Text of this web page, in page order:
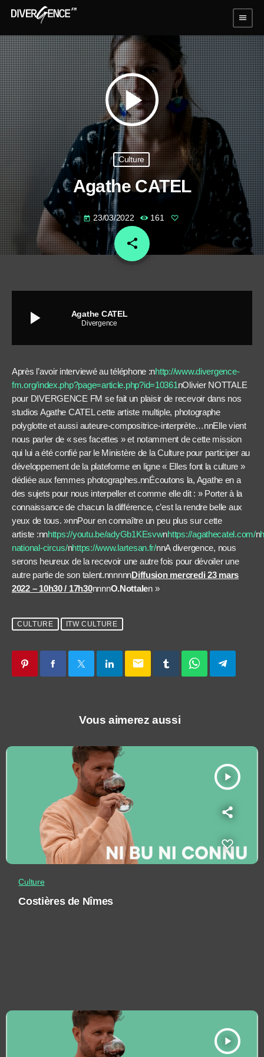
menu
play_arrow
Culture
Agathe CATEL
today 23/03/2022 161
share
email
play_arrow Agathe CATEL
Divergence
Après l’avoir interviewé au téléphone :nhttp://www.divergence-
fm.org/index.php?page=article.php?id=10361nOlivier NOTTALE
pour DIVERGENCE FM se fait un plaisir de recevoir dans nos
studios Agathe CATEL cette artiste multiple, photographe
polyglotte et aussi auteure-compositrice-interprète…nnElle vient
nous parler de « ses facettes » et notamment de cette mission
qui lui a été confié par le Ministère de la Culture pour participer au
développement de la plateforme en ligne « Elles font la culture »
dédiée aux femmes photographes.nnÉcoutons la, Agathe en a
des sujets pour nous interpeller et comme elle dit : » Porter à la
connaissance de chacun la différence, c’est la rendre belle aux
yeux de tous. »nnPour en connaître un peu plus sur cette
artiste :nnhttps://youtu.be/adyGb1KEsvwnhttps://agathecatel.com/n
national-circus/nhttps://www.lartesan.fr/nnA divergence, nous
serons heureux de la recevoir une autre fois pour dévoiler une
autre partie de son talent.nnnnnnDiffusion mercredi 23 mars
2022 – 10h30 / 17h30nnnnO.Nottalen »
CULTURE ITW CULTURE
email
Vous aimerez aussi
play_arrow
Culture
Costières de Nîmes
play_arrow